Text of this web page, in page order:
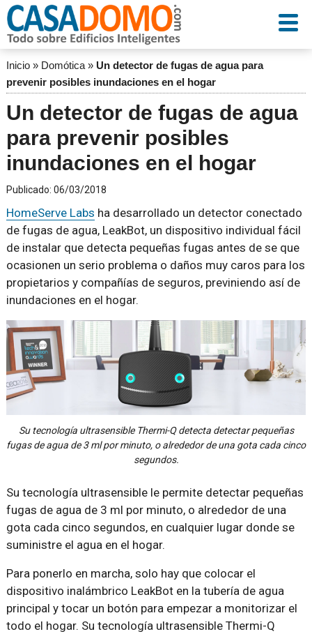
Inicio» Domótica» Un detector de fugas de agua para
prevenir posibles inundaciones en el hogar
Un detector de fugas de agua
para prevenir posibles
inundaciones en el hogar
Publicado: 06/03/2018
HomeServe Labs ha desarrollado un detector conectado
de fugas de agua, LeakBot, un dispositivo individual fácil
de instalar que detecta pequeñas fugas antes de se que
ocasionen un serio problema o daños muy caros para los
propietarios y compañías de seguros, previniendo así de
inundaciones en el hogar.
Su tecnología ultrasensible Thermi-Q detecta detectar pequeñas
fugas de agua de 3 ml por minuto, o alrededor de una gota cada cinco
segundos.
Su tecnología ultrasensible le permite detectar pequeñas
fugas de agua de 3 ml por minuto, o alrededor de una
gota cada cinco segundos, en cualquier lugar donde se
suministre el agua en el hogar.
Para ponerlo en marcha, solo hay que colocar el
dispositivo inalámbrico LeakBot en la tubería de agua
principal y tocar un botón para empezar a monitorizar el
todo el hogar. Su tecnología ultrasensible Thermi-Q